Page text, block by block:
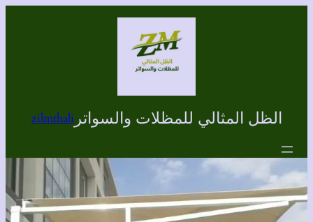
الظل المثالي للمظلات والسواترzilmthali